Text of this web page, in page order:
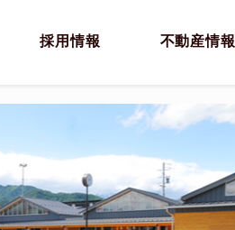
採用情報 不動産情報